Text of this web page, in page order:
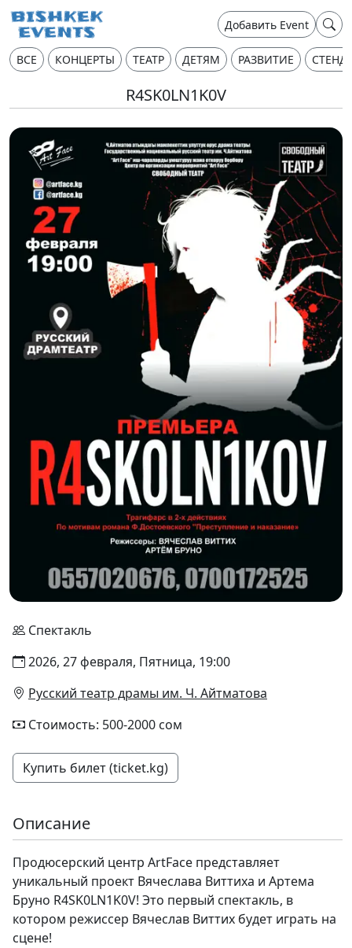
Добавить Event
ВСЕ КОНЦЕРТЫ ТЕАТР ДЕТЯМ РАЗВИТИЕ
R4SK0LN1K0V
Спектакль
2026, 27 февраля, Пятница, 19:00
Русский театр драмы им. Ч. Айтматова
Стоимость: 500-2000 сом
Купить билет (ticket.kg)
Описание
Продюсерский центр ArtFace представляет
уникальный проект Вячеслава Виттиха и Артема
Бруно R4SK0LN1K0V! Это первый спектакль, в
котором режиссер Вячеслав Виттих будет играть на
сцене!